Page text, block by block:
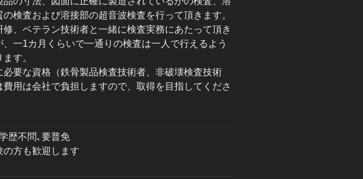
の検査および溶接部の超音波検査を行って頂きます。
修、ベテラン技術者と一緒に検査実務にあたって頂き
、一1カ月くらいで一通りの検査は一人で行えるよう
す。
必要な資格（鉄骨製品検査技術者、非破壊検査技術
費用は会社で負担しますので、取得を目指してくださ
歴不問､要普免
の方も歓迎します